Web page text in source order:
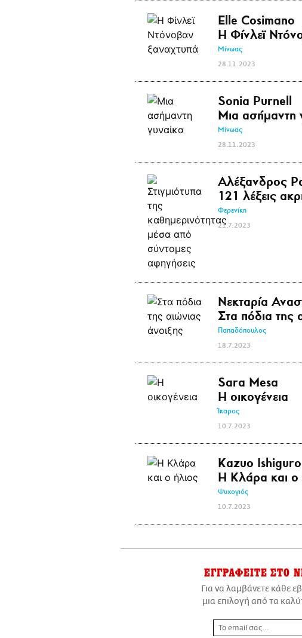
Elle Cosimano
Η Φίνλεϊ
Μίνωας
28.11.2023
Sonia Purnell
Μια ασήμαντη
Μίνωας
28.11.2023
Αλέξανδρος
121 λέξεις
Φερενίκη
21.7.2023
Νεκταρία
Στα πόδια της
Παπαδόπουλος
18.7.2023
Sara Mesa
Η οικογένεια
Ίκαρος
10.7.2023
Kazuo Ishiguro
Η Κλάρα και ο
Ψυχογιός
10.7.2023
ΕΓΓΡΑΦΕΙΤΕ ΣΤΟ
Για να λαμβάνετε κάθε
μια επιλογή από τα